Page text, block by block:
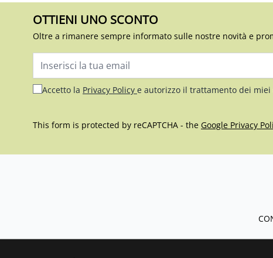
OTTIENI UNO SCONTO
Oltre a rimanere sempre informato sulle nostre novità e
Indirizzo email
Accetto la Privacy Policy e autorizzo il trattamento dei
This form is protected by reCAPTCHA - the Google Privacy